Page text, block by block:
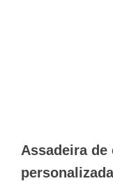
Assadeira de